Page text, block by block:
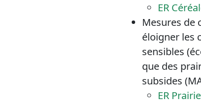
ER
Mesures de
éloigner les
sensibles
que des
subsides
ER